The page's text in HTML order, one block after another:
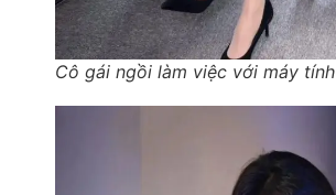
Cô gái ngồi làm việc với máy tính